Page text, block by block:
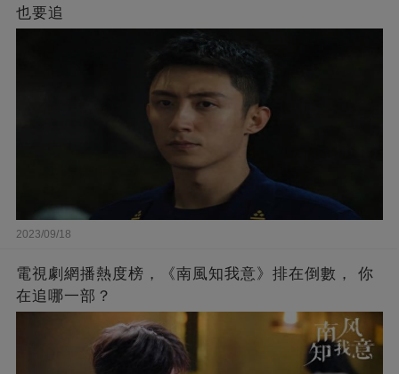
也要追
2023/09/18
電視劇網播熱度榜，《南風知我意》排在倒數， 你
在追哪一部？